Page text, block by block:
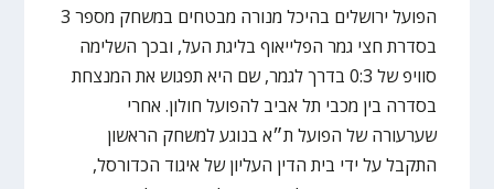
הפועל ירושלים בהיכל מנורה מבטחים במשחק מספר 3
בסדרת חצי גמר הפלייאוף בליגת העל, ובכך השלימה
סוויפ של 0:3 בדרך לגמר, שם היא תפגוש את המנצחת
בסדרה בין מכבי תל אביב להפועל חולון. אחרי
שערעורה של הפועל ת״א בנוגע למשחק הראשון
התקבל על ידי בית הדין העליון של איגוד הכדורסל,